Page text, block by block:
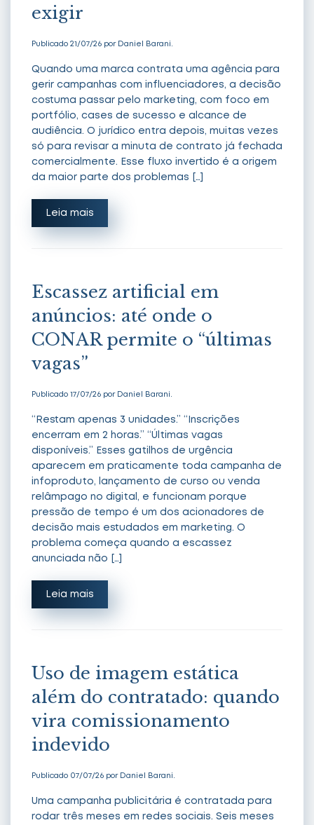
exigir
Publicado 21/07/26 por Daniel Barani.
Quando uma marca contrata uma agência para
gerir campanhas com influenciadores, a decisão
costuma passar pelo marketing, com foco em
portfólio, cases de sucesso e alcance de
audiência. O jurídico entra depois, muitas vezes
só para revisar a minuta de contrato já fechada
comercialmente. Esse fluxo invertido é a origem
da maior parte dos problemas […]
Leia mais
Escassez artificial em
anúncios: até onde o
CONAR permite o “últimas
vagas”
Publicado 17/07/26 por Daniel Barani.
“Restam apenas 3 unidades.” “Inscrições
encerram em 2 horas.” “Últimas vagas
disponíveis.” Esses gatilhos de urgência
aparecem em praticamente toda campanha de
infoproduto, lançamento de curso ou venda
relâmpago no digital, e funcionam porque
pressão de tempo é um dos acionadores de
decisão mais estudados em marketing. O
problema começa quando a escassez
anunciada não […]
Leia mais
Uso de imagem estática
além do contratado: quando
vira comissionamento
indevido
Publicado 07/07/26 por Daniel Barani.
Uma campanha publicitária é contratada para
rodar três meses em redes sociais. Seis meses